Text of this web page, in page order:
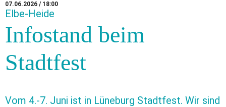
07.06.2026 / 18:00
Elbe-Heide
Infostand beim
Stadtfest
Vom 4.-7. Juni ist in Lüneburg Stadtfest. Wir sind